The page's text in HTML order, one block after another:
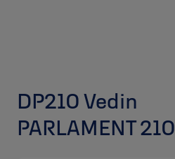
DP210 Vedin
PARLAMENT 210